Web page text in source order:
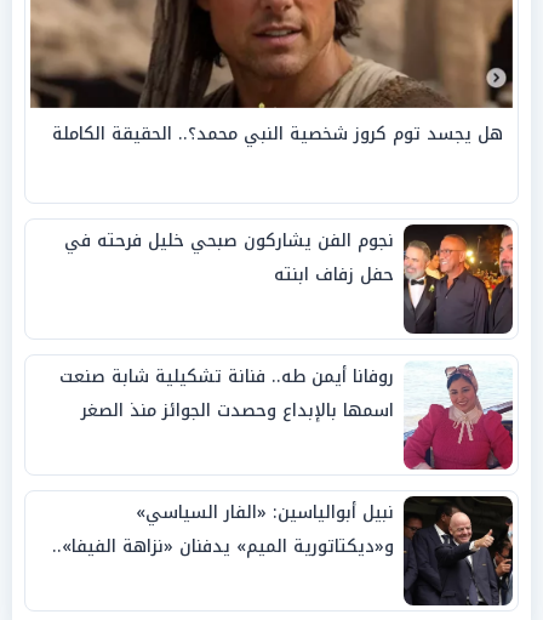
هل يجسد توم كروز شخصية النبي محمد؟.. الحقيقة الكاملة
نجوم الفن يشاركون صبحي خليل فرحته في
حفل زفاف ابنته
روفانا أيمن طه.. فنانة تشكيلية شابة صنعت
اسمها بالإبداع وحصدت الجوائز منذ الصغر
نبيل أبوالياسين: «الفار السياسي»
و«ديكتاتورية الميم» يدفنان «نزاهة الفيفا»..